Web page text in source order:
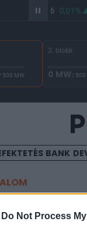
Do Not Process
365,46 0,01%
/ 500 MW
3. blokk
0 MW/ 500
BANK